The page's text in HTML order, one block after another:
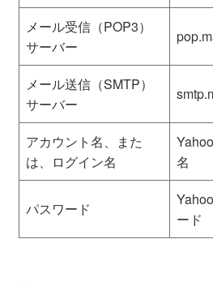
メール受信（POP3）
サーバー
メール送信（SMTP）
サーバー
アカウント名、また
は、ログイン名
名
パスワード
ード